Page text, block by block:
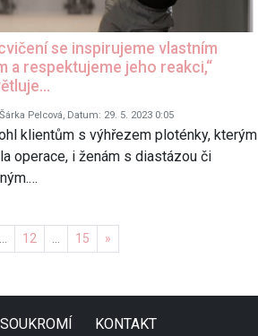
se inspirujeme vlastním
a respektujeme jeho reakci,“
Pelcová, Datum: 29. 5. 2023 0:05
klientům s výhřezem ploténky, kterým
operace, i ženám s diastázou či
… 12 … 15 »
SOUKROMÍ KONTAKT